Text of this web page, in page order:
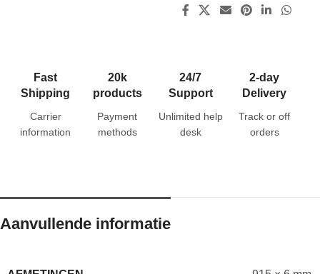
Fast
Shipping
Carrier
information
20k
products
Payment
methods
24/7
Support
Unlimited help
desk
2-day
Delivery
Track or off
orders
Aanvullende informatie